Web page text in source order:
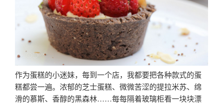
作为蛋糕的小迷妹，每到一个店，我都要把各种款式的蛋
糕都尝一遍。浓郁的芝士蛋糕、微微苦涩的提拉米苏、绵
滑的慕斯、香醇的黑森林……每每隔着玻璃柜看一块块漂